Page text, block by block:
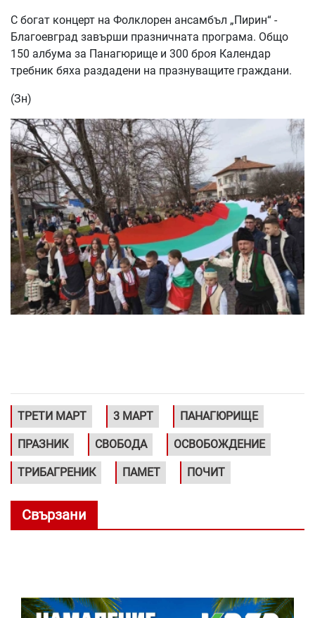
С богат концерт на Фолклорен ансамбъл „Пирин“ -
Благоевград завърши празничната програма. Общо
150 албума за Панагюрище и 300 броя Календар
требник бяха раздадени на празнуващите граждани.
(Зн)
ТРЕТИ МАРТ 3 МАРТ ПАНАГЮРИЩЕ
ПРАЗНИК СВОБОДА ОСВОБОЖДЕНИЕ
ТРИБАГРЕНИК ПАМЕТ ПОЧИТ
Свързани